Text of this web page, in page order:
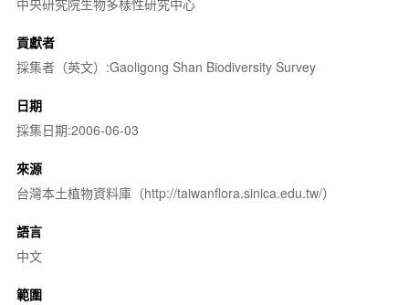
貢獻者
採集者（英文）:Gaoligong Shan Biodiversity Survey
日期
採集日期:2006-06-03
來源
台灣本土植物資料庫（http://taiwanflora.sinica.edu.tw/）
語言
中文
範圍